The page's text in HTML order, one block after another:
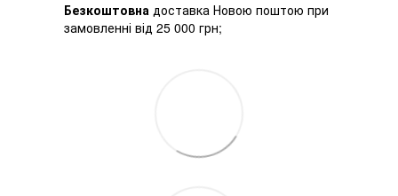
Безкоштовна доставка Новою поштою при
замовленні від 25 000 грн;